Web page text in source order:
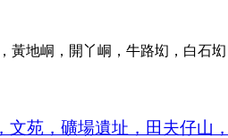
黃地峒，開丫峒，牛路㘭，白石
苑，礦場遺址，田夫仔山